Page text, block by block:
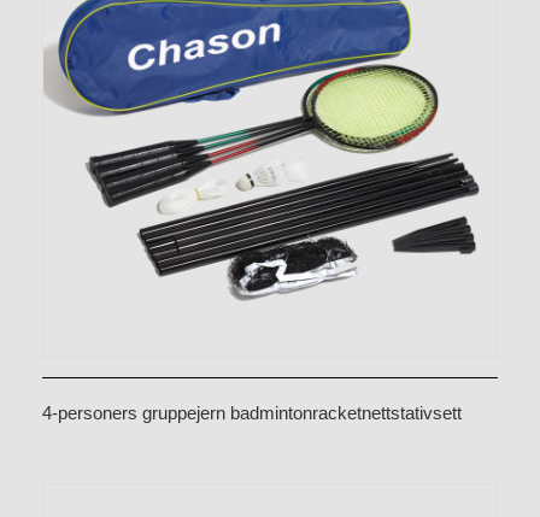
4-personers gruppejern badmintonracketnettstativsett